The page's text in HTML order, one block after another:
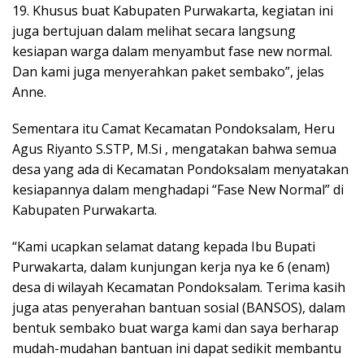
19. Khusus buat Kabupaten Purwakarta, kegiatan ini
juga bertujuan dalam melihat secara langsung
kesiapan warga dalam menyambut fase new normal.
Dan kami juga menyerahkan paket sembako”, jelas
Anne.
Sementara itu Camat Kecamatan Pondoksalam, Heru
Agus Riyanto S.STP, M.Si , mengatakan bahwa semua
desa yang ada di Kecamatan Pondoksalam menyatakan
kesiapannya dalam menghadapi “Fase New Normal” di
Kabupaten Purwakarta.
“Kami ucapkan selamat datang kepada Ibu Bupati
Purwakarta, dalam kunjungan kerja nya ke 6 (enam)
desa di wilayah Kecamatan Pondoksalam. Terima kasih
juga atas penyerahan bantuan sosial (BANSOS), dalam
bentuk sembako buat warga kami dan saya berharap
mudah-mudahan bantuan ini dapat sedikit membantu